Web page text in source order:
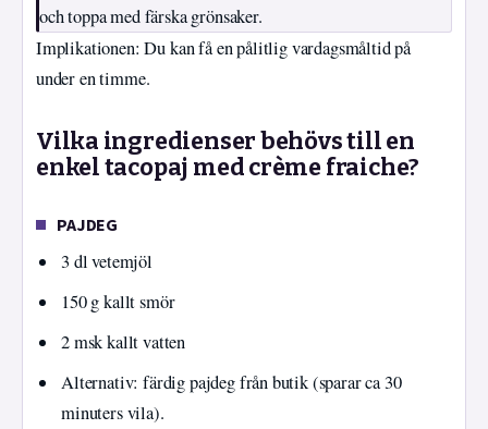
och toppa med färska grönsaker.
Implikationen: Du kan få en pålitlig vardagsmåltid på
under en timme.
Vilka ingredienser behövs till en
enkel tacopaj med crème fraiche?
PAJDEG
3 dl vetemjöl
150 g kallt smör
2 msk kallt vatten
Alternativ: färdig pajdeg från butik (sparar ca 30
minuters vila).